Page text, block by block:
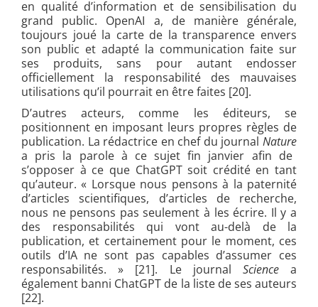
en qualité d’information et de sensibilisation du
grand public. OpenAI a, de manière générale,
toujours joué la carte de la transparence envers
son public et adapté la communication faite sur
ses produits, sans pour autant endosser
officiellement la responsabilité des mauvaises
utilisations qu’il pourrait en être faites [20].
D’autres acteurs, comme les éditeurs, se
positionnent en imposant leurs propres règles de
publication. La rédactrice en chef du journal Nature
a pris la parole à ce sujet fin janvier afin de
s’opposer à ce que ChatGPT soit crédité en tant
qu’auteur. « Lorsque nous pensons à la paternité
d’articles scientifiques, d’articles de recherche,
nous ne pensons pas seulement à les écrire. Il y a
des responsabilités qui vont au-delà de la
publication, et certainement pour le moment, ces
outils d’IA ne sont pas capables d’assumer ces
responsabilités. » [21]. Le journal Sciencea
également banni ChatGPT de la liste de ses auteurs
[22].